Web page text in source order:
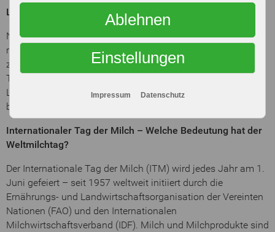
Landesweite Aktionen rund um den Weltmilchtag 2026
Neben der gemeinsamen Online-Aktion planen die
milchwirtschaftlichen Landesorganisationen wieder
zahlreiche regionale Veranstaltungen zum Internationalen
Tag der Milch. Ob Hofbesuche, Mitmachaktionen auf
Landesgartenschauen, Kochevents oder Schulprojekte –
bundesweit steht der 1. Juni im Zeichen der Milch.
Internationaler Tag der Milch – Welche Bedeutung hat der
Weltmilchtag?
Der Internationale Tag der Milch (ITM) wird jedes Jahr am 1.
Juni gefeiert – seit 1957 weltweit initiiert durch die
Ernährungs- und Landwirtschaftsorganisation der Vereinten
Nationen (FAO) und den Internationalen
Milchwirtschaftsverband (IDF). Milch und Milchprodukte sind
Impressum Datenschutz
Einstellungen
Ablehnen